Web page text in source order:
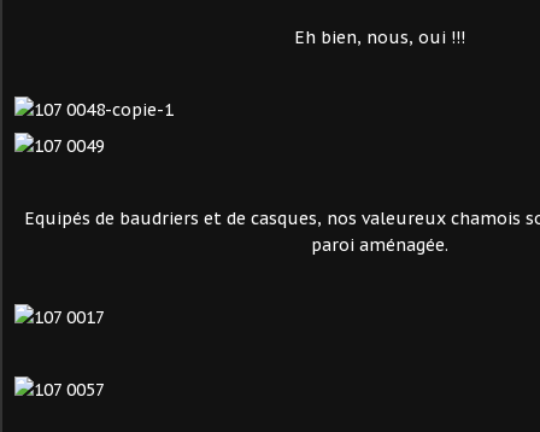
Eh bien, nous, oui !!!
Equipés de baudriers et de casques, nos valeureux
paroi aménagée.